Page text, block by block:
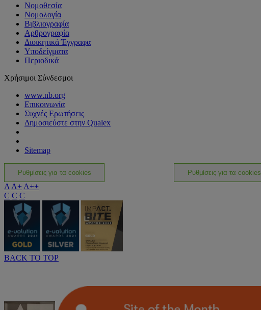
Νομοθεσία
Νομολογία
Βιβλιογραφία
Αρθρογραφία
Διοικητικά Έγγραφα
Υποδείγματα
Περιοδικά
Χρήσιμοι Σύνδεσμοι
www.nb.org
Επικοινωνία
Συχνές Ερωτήσεις
Δημοσιεύστε στην Qualex
Sitemap
Ρυθμίσεις για τα cookies Ρυθμίσεις για τα cookies
A A+ A++
C C C
BACK TO TOP